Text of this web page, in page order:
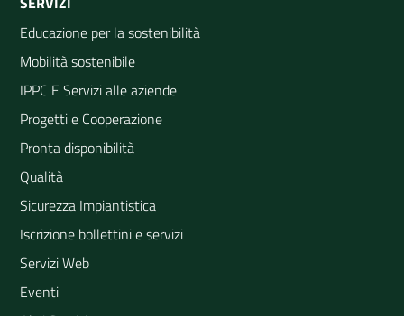
Educazione per la sostenibilità
Mobilità sostenibile
IPPC E Servizi alle aziende
Progetti e Cooperazione
Pronta disponibilità
Qualità
Sicurezza Impiantistica
Iscrizione bollettini e servizi
Servizi Web
Eventi